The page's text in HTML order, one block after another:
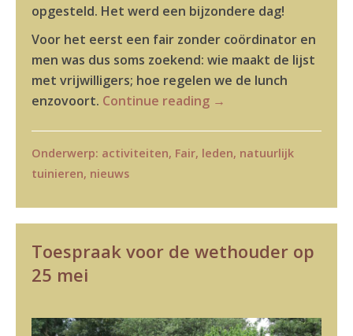
opgesteld. Het werd een bijzondere dag!
Voor het eerst een fair zonder coördinator en
men was dus soms zoekend: wie maakt de lijst
met vrijwilligers; hoe regelen we de lunch
enzovoort. Continue reading →
Onderwerp: activiteiten, Fair, leden, natuurlijk
tuinieren, nieuws
Toespraak voor de wethouder op
25 mei